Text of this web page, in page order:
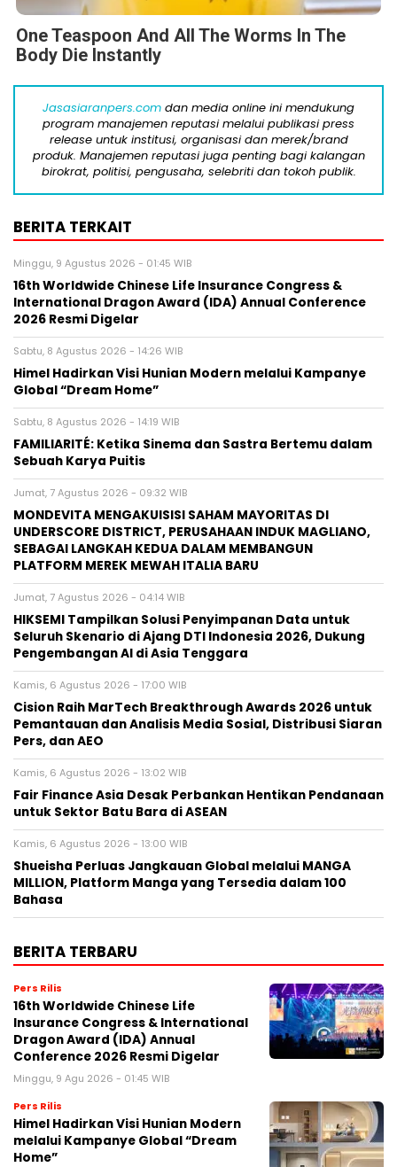
One Teaspoon And All The Worms In The
Body Die Instantly
Jasasiaranpers.com dan media online ini mendukung
program manajemen reputasi melalui publikasi press
release untuk institusi, organisasi dan merek/brand
produk. Manajemen reputasi juga penting bagi kalangan
birokrat, politisi, pengusaha, selebriti dan tokoh publik.
BERITA TERKAIT
Minggu, 9 Agustus 2026 - 01:45 WIB
16th Worldwide Chinese Life Insurance Congress &
International Dragon Award (IDA) Annual Conference
2026 Resmi Digelar
Sabtu, 8 Agustus 2026 - 14:26 WIB
Himel Hadirkan Visi Hunian Modern melalui Kampanye
Global “Dream Home”
Sabtu, 8 Agustus 2026 - 14:19 WIB
FAMILIARITÉ: Ketika Sinema dan Sastra Bertemu dalam
Sebuah Karya Puitis
Jumat, 7 Agustus 2026 - 09:32 WIB
MONDEVITA MENGAKUISISI SAHAM MAYORITAS DI
UNDERSCORE DISTRICT, PERUSAHAAN INDUK MAGLIANO,
SEBAGAI LANGKAH KEDUA DALAM MEMBANGUN
PLATFORM MEREK MEWAH ITALIA BARU
Jumat, 7 Agustus 2026 - 04:14 WIB
HIKSEMI Tampilkan Solusi Penyimpanan Data untuk
Seluruh Skenario di Ajang DTI Indonesia 2026, Dukung
Pengembangan AI di Asia Tenggara
Kamis, 6 Agustus 2026 - 17:00 WIB
Cision Raih MarTech Breakthrough Awards 2026 untuk
Pemantauan dan Analisis Media Sosial, Distribusi Siaran
Pers, dan AEO
Kamis, 6 Agustus 2026 - 13:02 WIB
Fair Finance Asia Desak Perbankan Hentikan Pendanaan
untuk Sektor Batu Bara di ASEAN
Kamis, 6 Agustus 2026 - 13:00 WIB
Shueisha Perluas Jangkauan Global melalui MANGA
MILLION, Platform Manga yang Tersedia dalam 100
Bahasa
BERITA TERBARU
Pers Rilis
16th Worldwide Chinese Life
Insurance Congress & International
Dragon Award (IDA) Annual
Conference 2026 Resmi Digelar
Minggu, 9 Agu 2026 - 01:45 WIB
Pers Rilis
Himel Hadirkan Visi Hunian Modern
melalui Kampanye Global “Dream
Home”